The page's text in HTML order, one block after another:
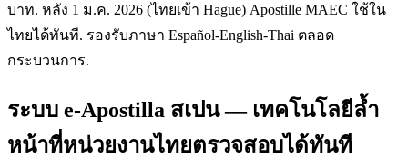
บาท. หลัง 1 ม.ค. 2026 (ไทยเข้า Hague) Apostille MAEC ใช้ใน
ไทยได้ทันที. รองรับภาษา Español-English-Thai ตลอด
กระบวนการ.
ระบบ e-Apostilla สเปน — เทคโนโลยีล้ำ
หน้าที่หน่วยงานไทยตรวจสอบได้ทันที